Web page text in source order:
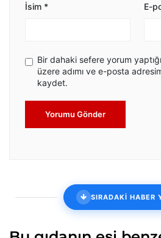
İsim * E-
Bir dahaki sefere yorum
üzere adımı ve e-posta
kaydet.
Yorumu Gönder
SIRADAKİ HABER